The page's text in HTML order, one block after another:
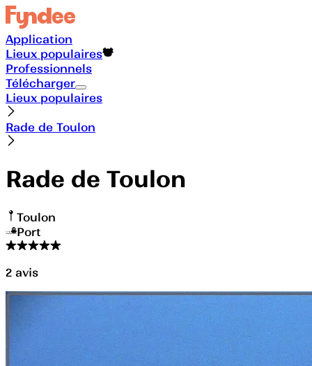
Application
Lieux populaires
Professionnels
Télécharger
Lieux populaires
Rade de Toulon
Rade de Toulon
Toulon
Port
2 avis